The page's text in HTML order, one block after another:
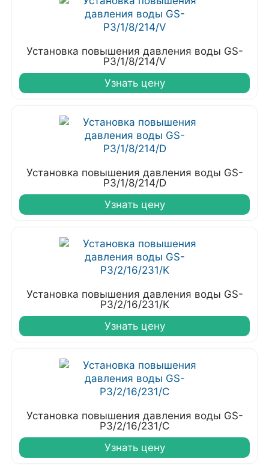
Установка повышения давления воды GS-
P3/1/8/214/V
Узнать цену
Установка повышения давления воды GS-
P3/1/8/214/D
Узнать цену
Установка повышения давления воды GS-
P3/2/16/231/K
Узнать цену
Установка повышения давления воды GS-
P3/2/16/231/C
Узнать цену